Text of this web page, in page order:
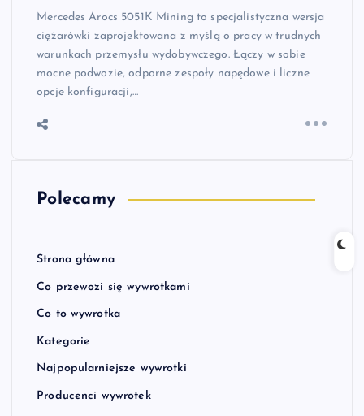
Mercedes Arocs 5051K Mining to specjalistyczna wersja
ciężarówki zaprojektowana z myślą o pracy w trudnych
warunkach przemysłu wydobywczego. Łączy w sobie
mocne podwozie, odporne zespoły napędowe i liczne
opcje konfiguracji,…
Polecamy
Strona główna
Co przewozi się wywrotkami
Co to wywrotka
Kategorie
Najpopularniejsze wywrotki
Producenci wywrotek